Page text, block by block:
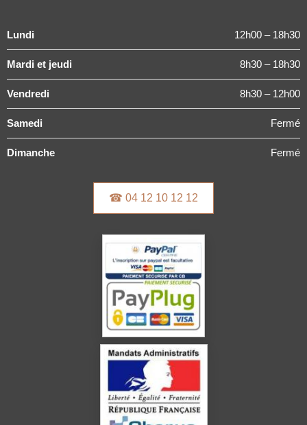
Lundi 12h00 – 18h30
Mardi et jeudi 8h30 – 18h30
Vendredi 8h30 – 12h00
Samedi Fermé
Dimanche Fermé
☎ 04 12 10 12 12